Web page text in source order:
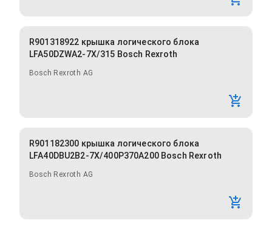
R901318922 крышка логического блока
LFA50DZWA2-7X/315 Bosch Rexroth
Bosch Rexroth AG
R901182300 крышка логического блока
LFA40DBU2B2-7X/400P370A200 Bosch Rexroth
Bosch Rexroth AG